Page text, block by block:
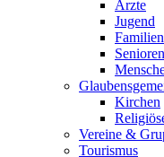
Ärzte
Jugend
Familien
Senioren
Kirchen
Vereine &
Tourismus